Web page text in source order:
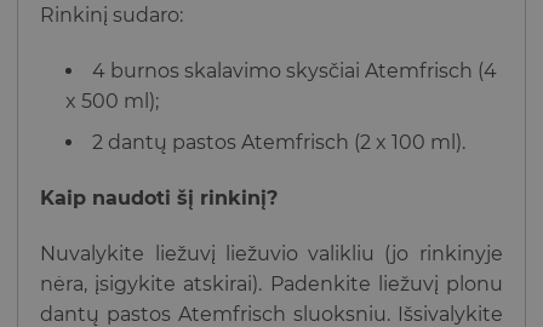
Rinkinį sudaro:
4 burnos skalavimo skysčiai Atemfrisch (4
x 500 ml);
2 dantų pastos Atemfrisch (2 x 100 ml).
Kaip naudoti šį rinkinį?
Nuvalykite liežuvį liežuvio valikliu (jo rinkinyje
nėra, įsigykite atskirai). Padenkite liežuvį plonu
dantų pastos Atemfrisch sluoksniu. Išsivalykite